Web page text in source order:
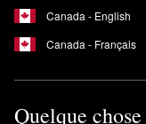
Canada - English
Canada - Français
Quelque